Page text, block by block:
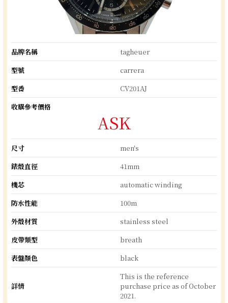
品牌名稱
tagheuer
型號
carrera
型番
CV201AJ
收購參考價格
ASK
尺寸
men's
錶殼直徑
41mm
機芯
automatic winding
防水性能
100m
外殼材質
stainless steel
皮帶類型
breath
表盤顏色
black
詳情
This is the reference
purchase price as of October
2021.